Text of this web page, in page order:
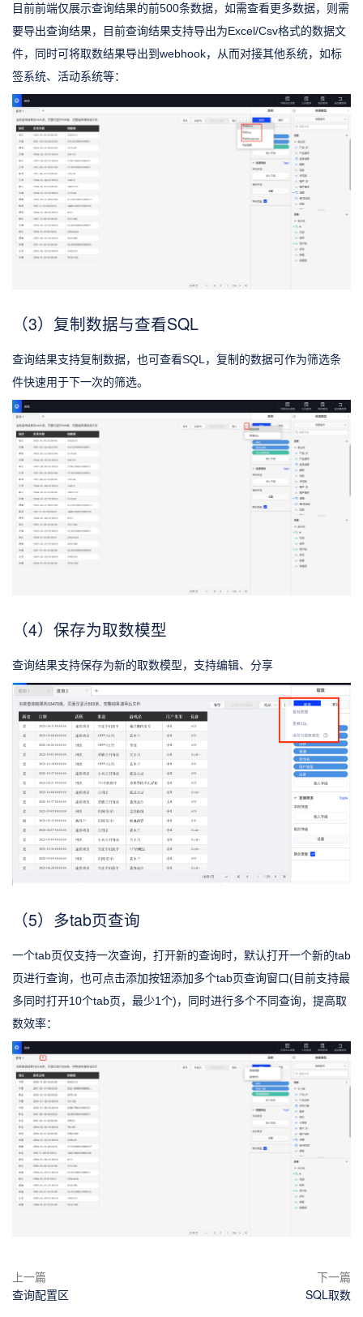
目前前端仅展示查询结果的前500条数据，如需查看更多数据，则需
要导出查询结果，目前查询结果支持导出为Excel/Csv格式的数据文
件，同时可将取数结果导出到webhook，从而对接其他系统，如标
签系统、活动系统等：
（3）复制数据与查看SQL
查询结果支持复制数据，也可查看SQL，复制的数据可作为筛选条
件快速用于下一次的筛选。
（4）保存为取数模型
查询结果支持保存为新的取数模型，支持编辑、分享
（5）多tab页查询
一个tab页仅支持一次查询，打开新的查询时，默认打开一个新的tab
页进行查询，也可点击添加按钮添加多个tab页查询窗口(目前支持最
多同时打开10个tab页，最少1个)，同时进行多个不同查询，提高取
数效率：
上一篇
查询配置区
下一篇
SQL取数